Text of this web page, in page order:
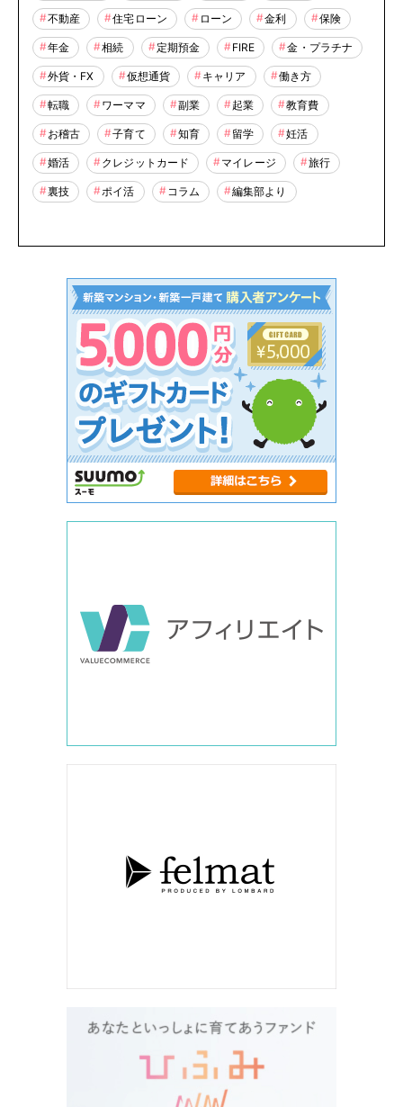
不動産 住宅ローン ローン 金利 保険
年金 相続 定期預金 FIRE 金・プラチナ
外貨・FX 仮想通貨 キャリア 働き方
転職 ワーママ 副業 起業 教育費
お稽古 子育て 知育 留学 妊活
婚活 クレジットカード マイレージ 旅行
裏技 ポイ活 コラム 編集部より